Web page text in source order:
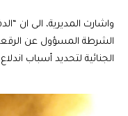
واشارت المديرية، الى ان
الشرطة المسؤول عن الرقعة
الجنائية لتحديد أسباب